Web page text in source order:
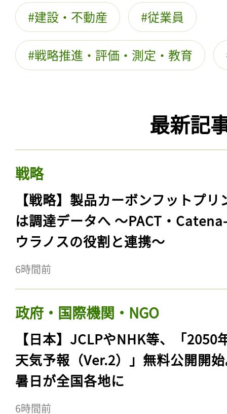
建設・不動産 従業員
戦略推進・評価・測定・教育
最新記
戦略
【戦略】製品カーボンフットプリ
は調達データへ 〜PACT・
ウラノスの役割と連携〜
6時間前
政府・国際機関・NGO
【日本】JCLPやNHK等、「2050
天気予報（Ver.2）」無料公開開
暑日が全国各地に
6時間前